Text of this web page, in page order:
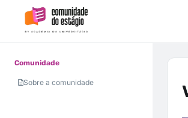
Comunidade
Sobre a comunidade